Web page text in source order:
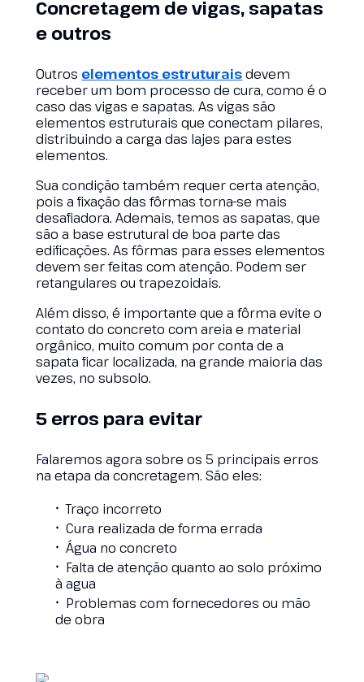
Concretagem de vigas, sapatas
e outros
Outros elementos estruturaisdevem
receber um bom processo de cura, como é o
caso das vigas e sapatas. As vigas são
elementos estruturais que conectam pilares,
distribuindo a carga das lajes para estes
elementos.
Sua condição também requer certa atenção,
pois a fixação das fôrmas torna-se mais
desafiadora. Ademais, temos as sapatas, que
são a base estrutural de boa parte das
edificações. As fôrmas para esses elementos
devem ser feitas com atenção. Podem ser
retangulares ou trapezoidais.
Além disso, é importante que a fôrma evite o
contato do concreto com areia e material
orgânico, muito comum por conta de a
sapata ficar localizada, na grande maioria das
vezes, no subsolo.
5 erros para evitar
Falaremos agora sobre os 5 principais erros
na etapa da concretagem. São eles:
Traço incorreto
Cura realizada de forma errada
Água no concreto
Falta de atenção quanto ao solo próximo
à agua
Problemas com fornecedores ou mão
de obra